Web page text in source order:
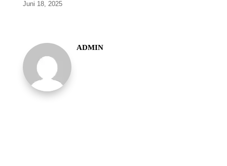
Juni 18, 2025
ADMIN